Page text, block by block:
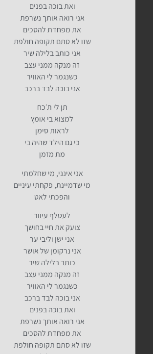
ואת בוכה בפנים
אני רואה אותך נשרפת
את מפחדת להסכים
שזו לא סתם תקופה חולפת
אני כותב בלילה שיר
זה מנקה ממני עצב
כשנגמר לי האוויר
אני בוכה לבד ברכב
תן לי ת׳כח
למצוא בי אומץ
לראות סימן
כי גם הילד שהיה בי
מת מזמן
אני אינני, מי שחלמתי
מי שדמיינת, פקחתי עיניים
והפכתי לאט
לעטלף עיוור
צועק את חיי בחושך
אני ישן וליבי ער
אני נרקומן של אושר
כותב בלילה שיר
זה מנקה ממני עצב
כשנגמר לי האוויר
אני בוכה לבד ברכב
ואת בוכה בפנים
אני רואה אותך נשרפת
את מפחדת להסכים
שזו לא סתם תקופה חולפת